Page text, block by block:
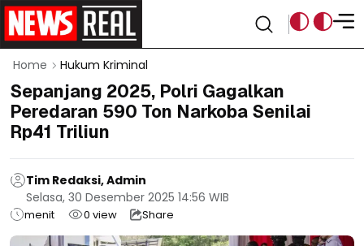
Home Hukum Kriminal
Sepanjang 2025, Polri Gagalkan
Peredaran 590 Ton Narkoba Senilai
Rp41 Triliun
Tim Redaksi, Admin
Selasa, 30 Desember 2025 14:56 WIB
menit 0 view Share